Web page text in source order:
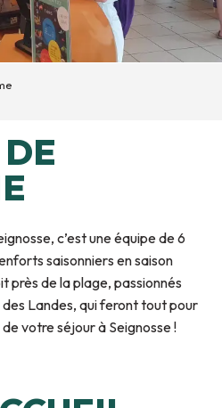
c’est une équipe de 6
saisonniers en saison
près de la plage, passionnés
Landes, qui feront tout pour
votre séjour à Seignosse !